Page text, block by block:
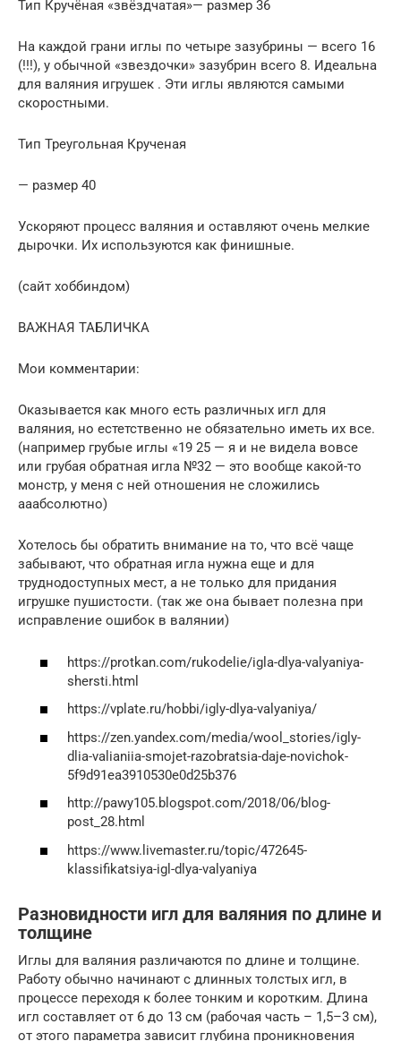
Тип Кручёная «звёздчатая»— размер 36
На каждой грани иглы по четыре зазубрины — всего 16
(!!!), у обычной «звездочки» зазубрин всего 8. Идеальна
для валяния игрушек . Эти иглы являются самыми
скоростными.
Тип Треугольная Крученая
— размер 40
Ускоряют процесс валяния и оставляют очень мелкие
дырочки. Их используются как финишные.
(сайт хоббиндом)
ВАЖНАЯ ТАБЛИЧКА
Мои комментарии:
Оказывается как много есть различных игл для
валяния, но естетственно не обязательно иметь их все.
(например грубые иглы «19 25 — я и не видела вовсе
или грубая обратная игла №32 — это вообще какой-то
монстр, у меня с ней отношения не сложились
ааабсолютно)
Хотелось бы обратить внимание на то, что всё чаще
забывают, что обратная игла нужна еще и для
труднодоступных мест, а не только для придания
игрушке пушистости. (так же она бывает полезна при
исправление ошибок в валянии)
https://protkan.com/rukodelie/igla-dlya-valyaniya-
shersti.html
https://vplate.ru/hobbi/igly-dlya-valyaniya/
https://zen.yandex.com/media/wool_stories/igly-
dlia-valianiia-smojet-razobratsia-daje-novichok-
5f9d91ea3910530e0d25b376
http://pawy105.blogspot.com/2018/06/blog-
post_28.html
https://www.livemaster.ru/topic/472645-
klassifikatsiya-igl-dlya-valyaniya
Разновидности игл для валяния по длине и
толщине
Иглы для валяния различаются по длине и толщине.
Работу обычно начинают с длинных толстых игл, в
процессе переходя к более тонким и коротким. Длина
игл составляет от 6 до 13 см (рабочая часть – 1,5–3 см),
от этого параметра зависит глубина проникновения